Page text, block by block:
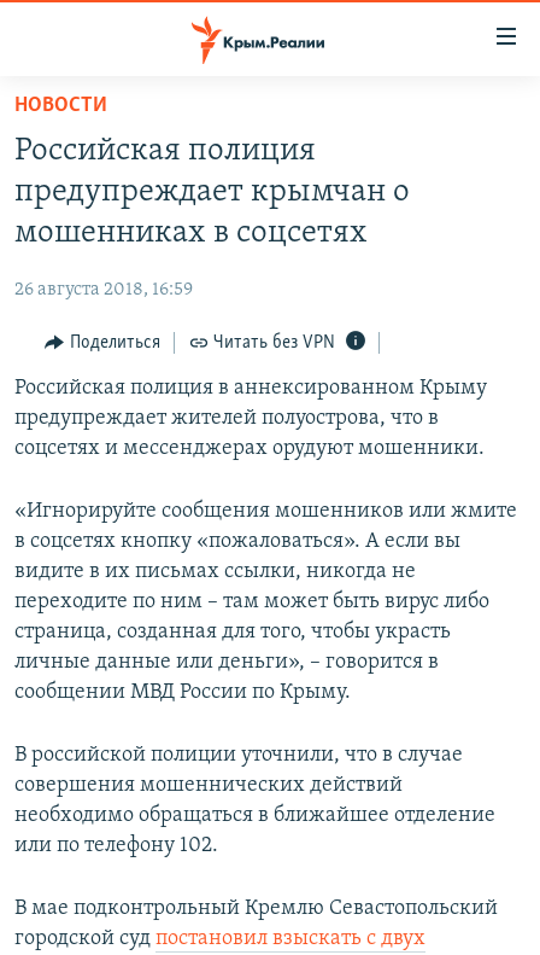
Вернуться
основному
содержанию
Вернутся
главной
навигации
Вернутся
поиску
11 ЛЕТ ОККУПАЦИИ КРЫМА. 11 ИСТОРИЙ СОПРОТИВЛЕНИЯ
ВОДА
ЕЩЕ
ИНТЕРАКТИВ
ИНФОГРАФИКА
ТЕЛЕПРОЕКТ КРЫМ.РЕАЛИИ
ПРОПАВШИЕ БЕЗ ВЕСТИ
ПОБЕДИТЕЛЕЙ НЕ СУДЯТ?
КРЫМ.НЕПОКОРЕННЫЙ
УКРАИНСКАЯ ПРОБЛЕМА КРЫМА
РАДІО СВОБОДА
КАК ОБОЙТИ БЛОКИРОВКУ
Українською
Qırımtatar
НОВОСТИ
Российская полиция
предупреждает крымчан о
мошенниках в соцсетях
26 августа 2018, 16:59
Поделиться Читать без VPN
Российская полиция в аннексированном Крыму
предупреждает жителей полуострова, что в
соцсетях и мессенджерах орудуют мошенники.
«Игнорируйте сообщения мошенников или жмите
в соцсетях кнопку «пожаловаться». А если вы
видите в их письмах ссылки, никогда не
переходите по ним – там может быть вирус либо
страница, созданная для того, чтобы украсть
личные данные или деньги», – говорится в
сообщении МВД России по Крыму.
В российской полиции уточнили, что в случае
совершения мошеннических действий
необходимо обращаться в ближайшее отделение
или по телефону 102.
В мае подконтрольный Кремлю Севастопольский
городской суд постановил взыскать с двух